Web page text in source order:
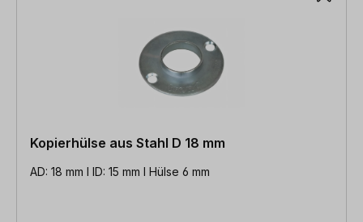
Kopierhülse aus Stahl D 18 mm
AD: 18 mm l ID: 15 mm l Hülse 6 mm